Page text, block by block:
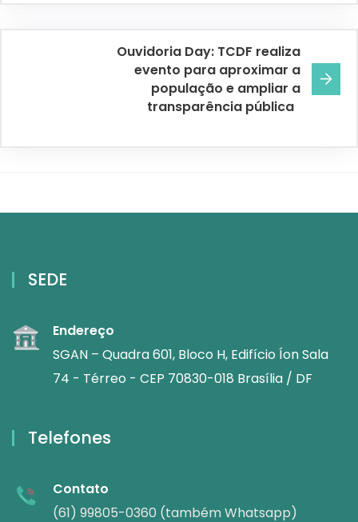
Ouvidoria Day: TCDF realiza
evento para aproximar a
população e ampliar a
transparência pública
SEDE
Endereço
SGAN – Quadra 601, Bloco H, Edifício Íon Sala
74 - Térreo - CEP 70830-018 Brasília / DF
Telefones
Contato
(61) 99805-0360 (também Whatsapp)